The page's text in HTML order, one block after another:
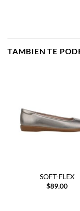
TAMBIEN TE
SOFT-FLEX
$89.00